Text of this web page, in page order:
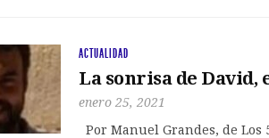
ACTUALIDAD
La sonrisa de
enero 25, 2021
Por Manuel Grandes, de